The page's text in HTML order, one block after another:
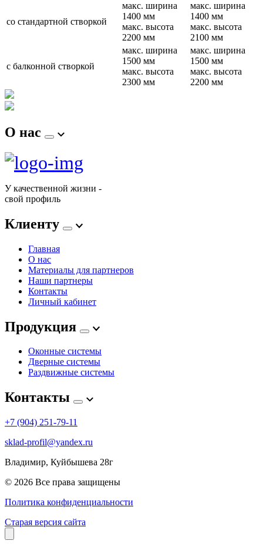
со стандартной створкой
макс. ширина
1400 мм
макс. высота
2200 мм
макс. ширина
1400 мм
макс. высота
2100 мм
с балконной створкой
макс. ширина
1500 мм
макс. высота
2300 мм
макс. ширина
1500 мм
макс. высота
2200 мм
О нас
У качественной жизни -
свой профиль
Клиенту
Главная
О нас
Материалы для партнеров
Наши партнеры
Контакты
Личный кабинет
Продукция
Оконные системы
Дверные системы
Раздвижные системы
Контакты
+7 (904) 251-79-11
sklad-profil@yandex.ru
Владимир, Куйбышева 28г
© 2026 Все права защищены
Политика конфиденциальности
Старая версия сайта